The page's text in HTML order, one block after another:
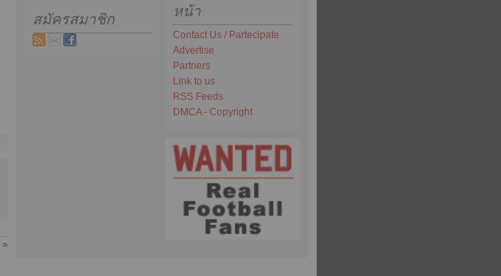
»
สมัครสมาชิก หน้า
Contact Us / Partecipate
Advertise
Partners
Link to us
RSS Feeds
DMCA - Copyright